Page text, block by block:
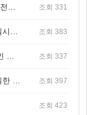
다이노로드 – 인간과 공룡 군대를 이끄는 중세 전략 액션 RPG 조회 331
토탈워: 워해머 40,000 – 은하 정복과 대규모 실시간 전투가 결합된 전략 게임! 조회 383
셰이디 잡 – 살아 움직이는 가방을 운반하는 4인 협동 물리 어드벤처 게임 조회 337
루트 – 좀비 떼를 뚫고 달려라! 스쿨버스가 유일한 집이 되는 4인 협동 생존 게임 조회 397
조회 423